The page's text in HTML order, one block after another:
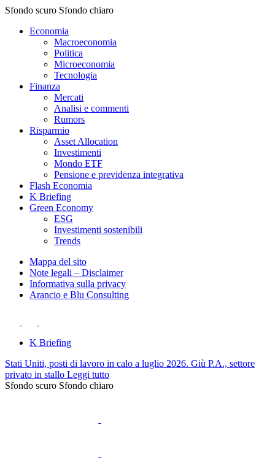
Sfondo scuro Sfondo chiaro
Economia
Macroeconomia
Politica
Microeconomia
Tecnologia
Finanza
Mercati
Analisi e commenti
Rumors
Risparmio
Asset Allocation
Investimenti
Mondo ETF
Pensione e previdenza integrativa
Flash Economia
K Briefing
Green Economy
ESG
Investimenti sostenibili
Trends
Mappa del sito
Note legali – Disclaimer
Informativa sulla privacy
Arancio e Blu Consulting
K Briefing
Stati Uniti, posti di lavoro in calo a luglio 2026. Giù P.A., settore
privato in stallo Leggi tutto
Sfondo scuro Sfondo chiaro